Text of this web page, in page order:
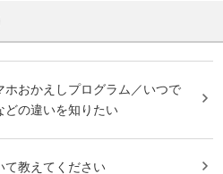
ホおかえしプログラム／いつで
どの違いを知りたい
て教えてください